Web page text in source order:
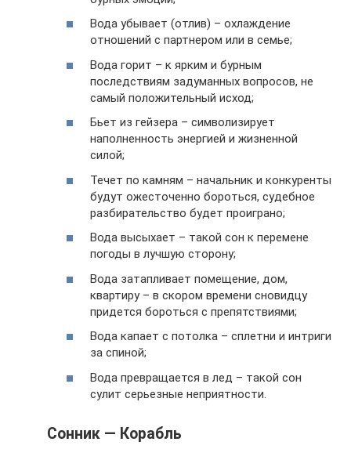
Вода убывает (отлив) – охлаждение
отношений с партнером или в семье;
Вода горит – к ярким и бурным
последствиям задуманных вопросов, не
самый положительный исход;
Бьет из гейзера – символизирует
наполненность энергией и жизненной
силой;
Течет по камням – начальник и конкуренты
будут ожесточенно бороться, судебное
разбирательство будет проиграно;
Вода высыхает – такой сон к перемене
погоды в лучшую сторону;
Вода затапливает помещение, дом,
квартиру – в скором времени сновидцу
придется бороться с препятствиями;
Вода капает с потолка – сплетни и интриги
за спиной;
Вода превращается в лед – такой сон
сулит серьезные неприятности.
Сонник — Корабль